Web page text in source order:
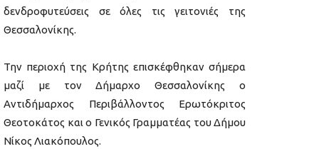
δενδροφυτεύσεις σε όλες τις γειτονιές της
Θεσσαλονίκης.
Την περιοχή της Κρήτης επισκέφθηκαν σήμερα
μαζί με τον Δήμαρχο Θεσσαλονίκης ο
Αντιδήμαρχος Περιβάλλοντος Ερωτόκριτος
Θεοτοκάτος και ο Γενικός Γραμματέας του Δήμου
Νίκος Λιακόπουλος.